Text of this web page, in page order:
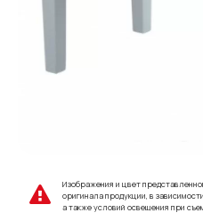
Изображения и цвет
оригинала продукции, в
а также условий освещения при